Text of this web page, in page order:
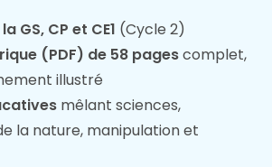
GS, CP et CE1 (Cycle 2)
(PDF) de 58 pagescomplet,
illustré
mêlant sciences,
la nature, manipulation et